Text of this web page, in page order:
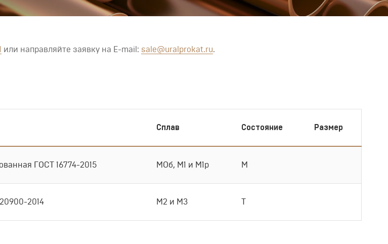
или направляйте заявку на E-mail: sale@uralprokat.ru.
Сплав Состояние Размер
ГОСТ 16774-2015 МОб, М1 и М1р М
2014 М2 и М3